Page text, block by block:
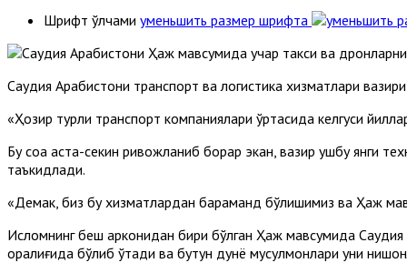
Шрифт ўлчами уменьшить размер шрифта
Саудия Арабистони транспорт ва логистика хизматлари
«Ҳозир турли транспорт компаниялари ўртасида келгуси
Бу соҳа аста-секин ривожланиб борар экан, вазир ушбу янги
таъкидлади.
«Демак, биз бу хизматлардан баҳраманд бўлишимиз ва Ҳаж
Исломнинг беш арконидан бири бўлган Ҳаж мавсумида Саудия
оралиғида бўлиб ўтади ва бутун дунё мусулмонлари уни